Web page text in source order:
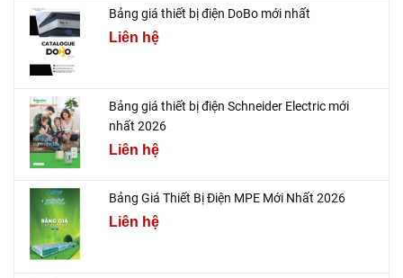
Bảng giá thiết bị điện DoBo mới nhất
Liên hệ
Bảng giá thiết bị điện Schneider Electric mới
nhất 2026
Liên hệ
Bảng Giá Thiết Bị Điện MPE Mới Nhất 2026
Liên hệ